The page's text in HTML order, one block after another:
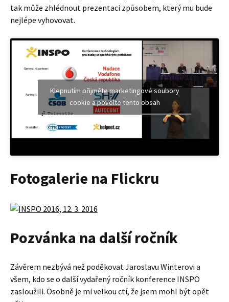
tak může zhlédnout prezentaci způsobem, který mu bude
nejlépe vyhovovat.
Klepnutím přijměte marketingové soubory
cookie a povolte tento obsah
Fotogalerie na Flickru
Pozvánka na další ročník
Závěrem nezbývá než poděkovat Jaroslavu Winterovi a
všem, kdo se o další vydařený ročník konference INSPO
zasloužili. Osobně je mi velkou ctí, že jsem mohl být opět